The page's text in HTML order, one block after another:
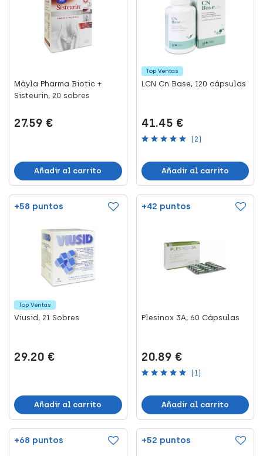
Màyla Pharma Biotic +
Sisteurin, 20 sobres
27.59 €
Añadir al carrito
Top Ventas
LCN Cn Base, 120 cápsulas
41.45 €
(2)
Añadir al carrito
+58 puntos
Top Ventas
Viusid, 21 Sobres
29.20 €
Añadir al carrito
+42 puntos
Plesinox 3A, 60 Cápsulas
20.89 €
(1)
Añadir al carrito
+68 puntos +52 puntos